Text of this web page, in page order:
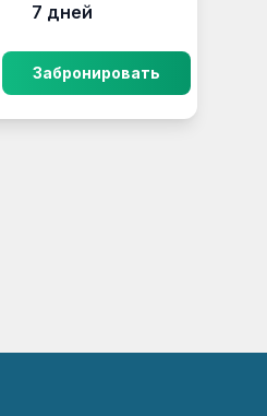
7 дней
Забронировать